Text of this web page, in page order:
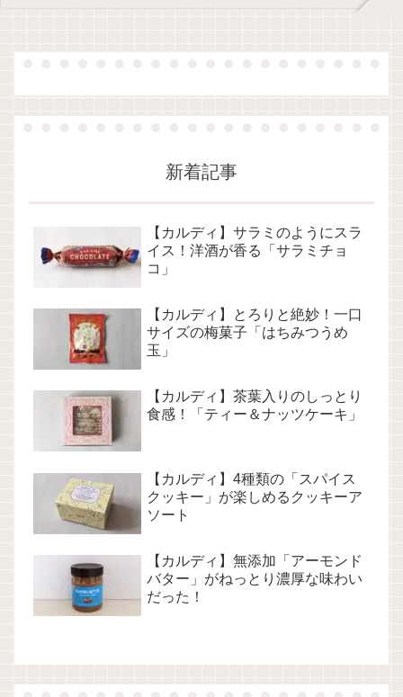
新着記事
【カルディ】サラミのようにスラ
イス！洋酒が香る「サラミチョ
コ」
【カルディ】とろりと絶妙！一口
サイズの梅菓子「はちみつうめ
玉」
【カルディ】茶葉入りのしっとり
食感！「ティー＆ナッツケーキ」
【カルディ】4種類の「スパイス
クッキー」が楽しめるクッキーア
ソート
【カルディ】無添加「アーモンド
バター」がねっとり濃厚な味わい
だった！